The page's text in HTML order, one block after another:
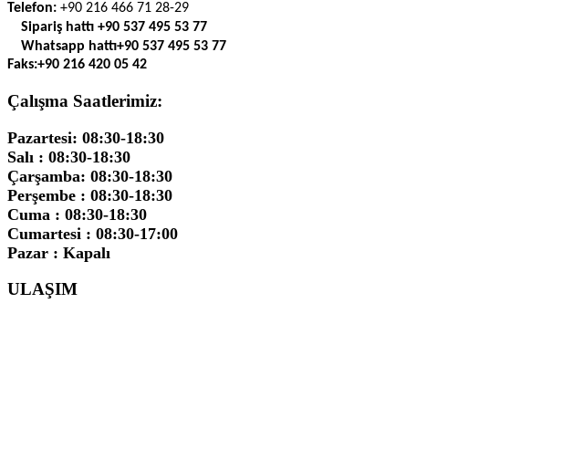
Telefon: +90 216 466 71 28-29
Sipariş hattı +90 537 495 53 77
Whatsapp hattı+90 537 495 53 77
Faks:+90 216 420 05 42
Çalışma Saatlerimiz:
Pazartesi: 08:30-18:30
Salı : 08:30-18:30
Çarşamba: 08:30-18:30
Perşembe : 08:30-18:30
Cuma : 08:30-18:30
Cumartesi : 08:30-17:00
Pazar : Kapalı
ULAŞIM